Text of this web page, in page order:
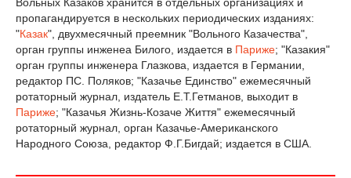
пропагандируется в нескольких периодических изданиях:
"Казак", двухмесячный преемник "Вольного Казачества",
орган группы инженеа Билого, издается в Париже; "Казакия"
орган группы инженера Глазкова, издается в Германии,
редактор ПС. Поляков; "Казачье Единство" ежемесячный
ротаторный журнал, издатель Е.Т.Гетманов, выходит в
Париже; "Казачья Жизнь-Козаче Життя" ежемесячный
ротаторный журнал, орган Казачье-Американского
Народного Союза, редактор Ф.Г.Бигдай; издается в США.